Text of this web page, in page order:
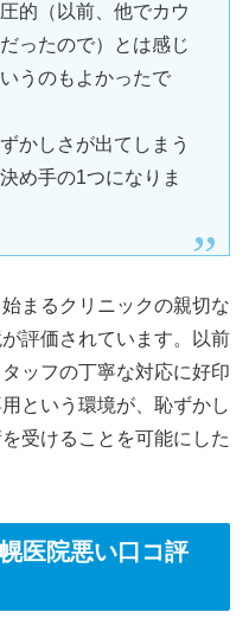
的（以前、他でカウ
ったので）とは感じ
うのもよかったで
かしさが出てしまう
め手の1つになりま
まるクリニックの親切な
評価されています。以前
ッフの丁寧な対応に好印
という環境が、恥ずかし
受けることを可能にした
医院悪い口コ評